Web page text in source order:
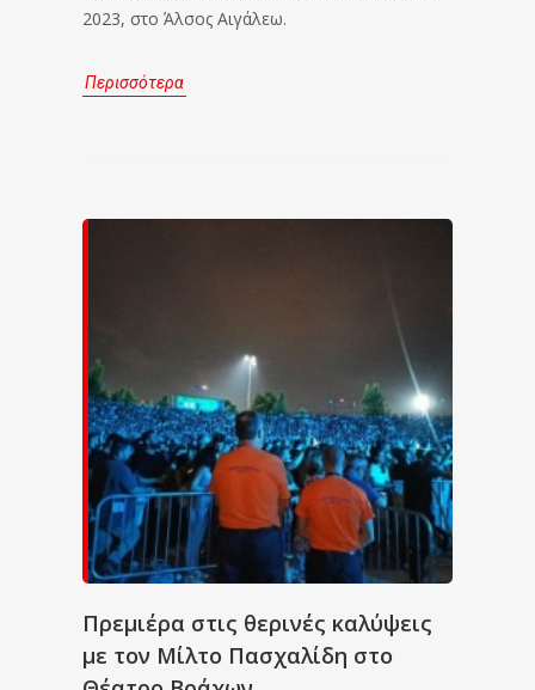
2023, στο Άλσος Αιγάλεω.
Περισσότερα
Πρεμιέρα στις θερινές καλύψεις
με τον Μίλτο Πασχαλίδη στο